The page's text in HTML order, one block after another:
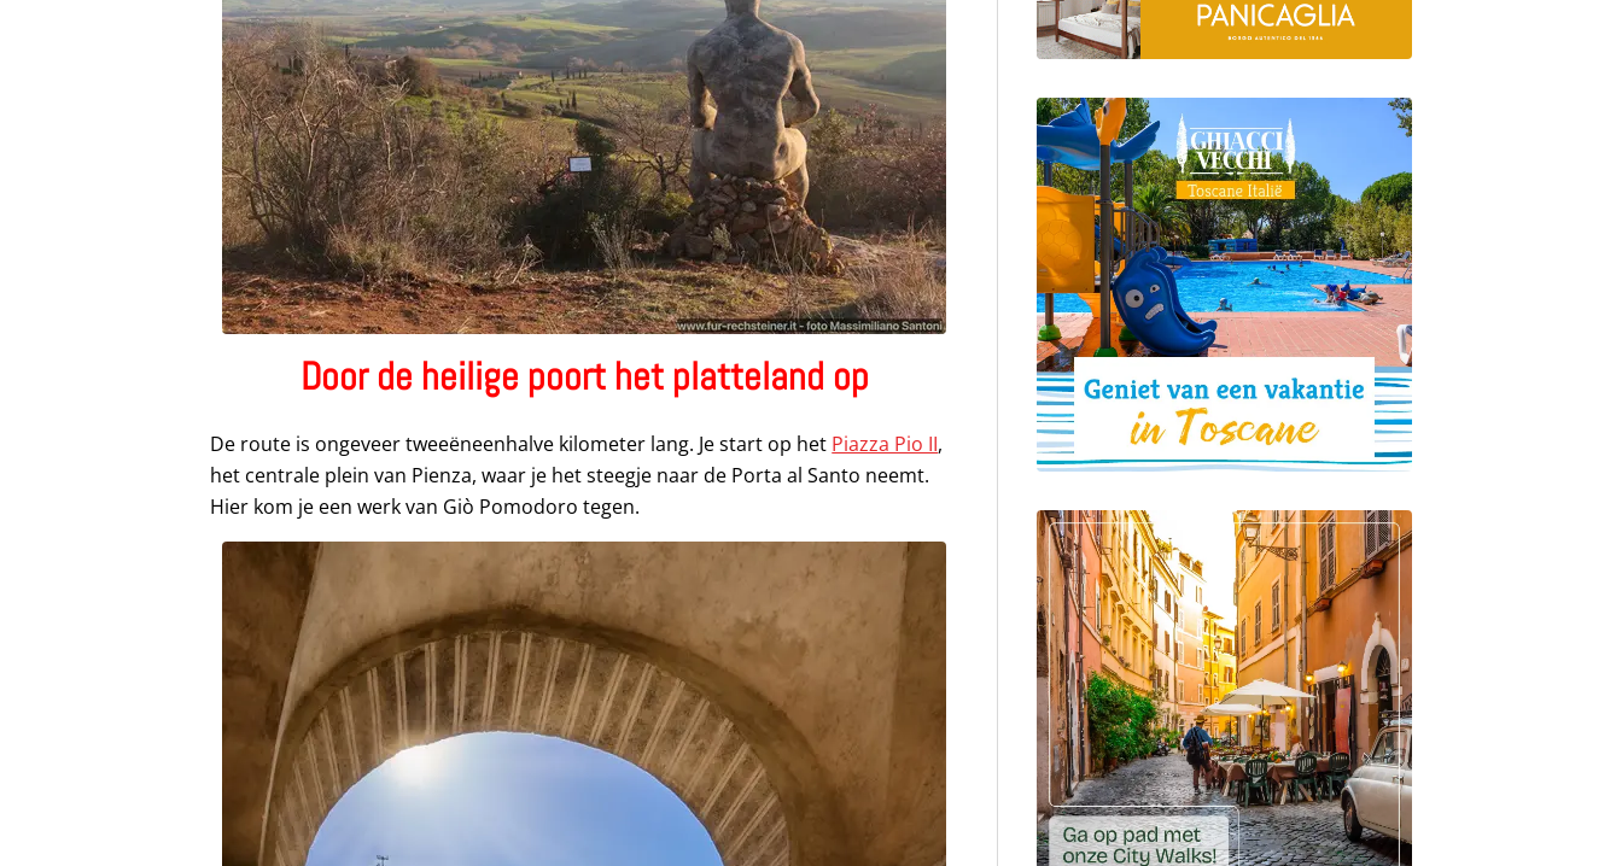
Door de heilige poort het platteland op
De route is ongeveer tweeëneenhalve kilometer lang. Je start op het Piazza Pio II,
het centrale plein van Pienza, waar je het steegje naar de Porta al Santo neemt.
Hier kom je een werk van Giò Pomodoro tegen.